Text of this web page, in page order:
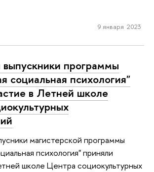
9 января 2023
программы
социальная психология"
в Летней школе
магистерской программы
психология" приняли
школе Центра социокультурных